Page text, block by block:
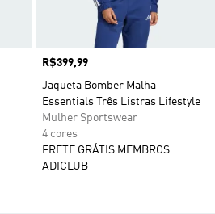
Preço
R$399,99
Jaqueta Bomber Malha
Essentials Três Listras Lifestyle
Mulher Sportswear
4 cores
FRETE GRÁTIS MEMBROS
ADICLUB